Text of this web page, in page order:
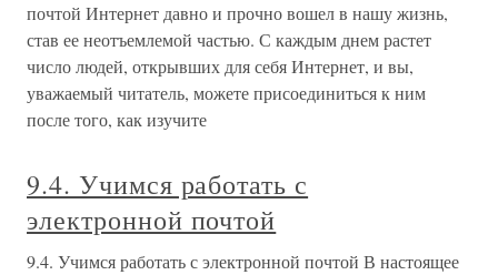
почтой Интернет давно и прочно вошел в нашу жизнь,
став ее неотъемлемой частью. С каждым днем растет
число людей, открывших для себя Интернет, и вы,
уважаемый читатель, можете присоединиться к ним
после того, как изучите
9.4. Учимся работать с
электронной почтой
9.4. Учимся работать с электронной почтой В настоящее